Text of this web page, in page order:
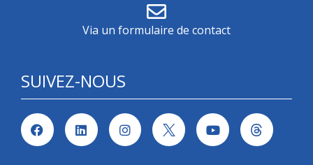
Via un formulaire de contact
SUIVEZ-NOUS